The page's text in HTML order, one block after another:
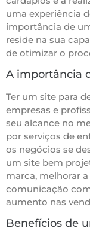
uma experiência
importância de
reside na sua
de otimizar o
A importância
Ter um site para
empresas e
seu alcance no
por serviços de
os negócios se
um site bem
marca, melhorar
comunicação
aumento nas
Benefícios de